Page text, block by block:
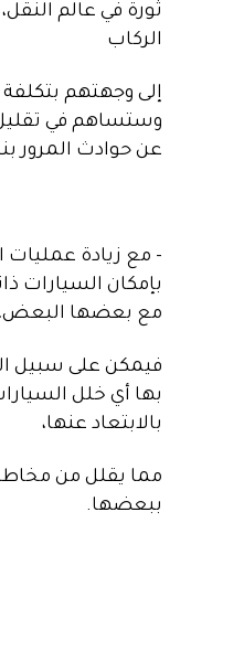
ثورة في عالم
الركاب
إلى وجهتهم بتكلفة
وستساهم في تقليل
عن حوادث المرور
– مع زيادة عمليات
بإمكان السيارات
مع بعضها
فيمكن على سبيل
بها أي خلل
بالابتعاد عنها،
مما يقلل من
ببعضها.